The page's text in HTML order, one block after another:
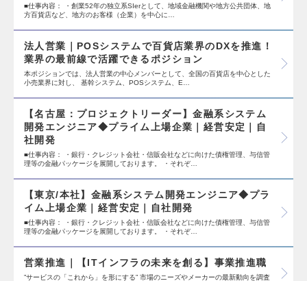
■仕事内容： ・創業52年の独立系SIerとして、地域金融機関や地方公共団体、地
方百貨店など、地方のお客様（企業）を中心に…
法人営業｜POSシステムで百貨店業界のDXを推進！
業界の最前線で活躍できるポジション
本ポジションでは、法人営業の中心メンバーとして、全国の百貨店を中心とした
小売業界に対し、 基幹システム、POSシステム、E…
【名古屋：プロジェクトリーダー】金融系システム
開発エンジニア◆プライム上場企業｜経営安定｜自
社開発
■仕事内容： ・銀行・クレジット会社・信販会社などに向けた債権管理、与信管
理等の金融パッケージを展開しております。 ・それぞ…
【東京/本社】金融系システム開発エンジニア◆プラ
イム上場企業｜経営安定｜自社開発
■仕事内容： ・銀行・クレジット会社・信販会社などに向けた債権管理、与信管
理等の金融パッケージを展開しております。 ・それぞ…
営業推進｜【ITインフラの未来を創る】事業推進職
”サービスの「これから」を形にする” 市場のニーズやメーカーの最新動向を調査